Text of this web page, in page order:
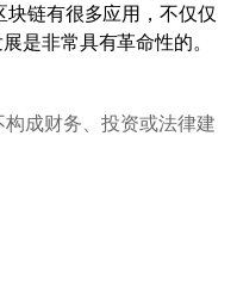
链有很多应用，不仅仅
是非常具有革命性的。
成财务、投资或法律建